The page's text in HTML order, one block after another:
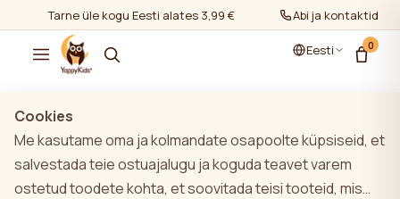
Tarne üle kogu Eesti alates 3,99 € Abi ja kontaktid
Eesti 0
Privaatsuspoliitika
Cookies
Me kasutame oma ja kolmandate osapoolte küpsiseid, et
salvestada teie ostuajalugu ja koguda teavet varem
ostetud toodete kohta, et soovitada teisi tooteid, mis